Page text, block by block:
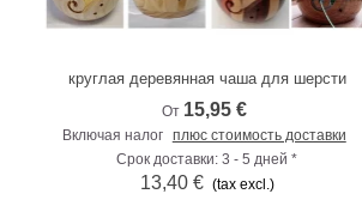
К сравнению
круглая деревянная чаша для шерсти
От 15,95 €
Включая налог плюс стоимость доставки
Срок доставки: 3 - 5 дней *
13,40 € (tax excl.)